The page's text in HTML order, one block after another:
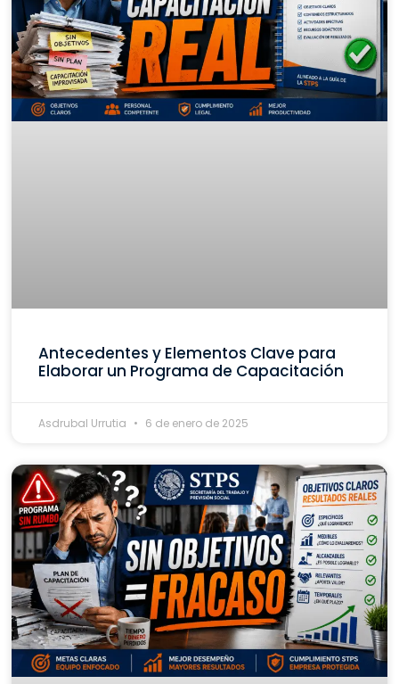
Antecedentes y Elementos Clave para
Elaborar un Programa de Capacitación
Asdrubal Urrutia 6 de enero de 2025